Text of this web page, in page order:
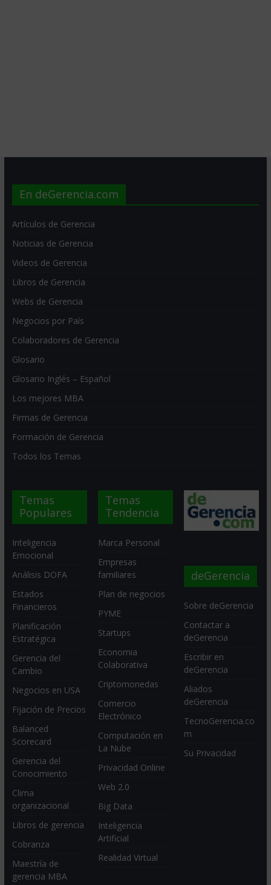
En deGerencia.com
Artículos de Gerencia
Noticias de Gerencia
Videos de Gerencia
Libros de Gerencia
Webs de Gerencia
Negocios por País
Colaboradores de Gerencia
Glosario
Glosario Inglés – Español
Los mejores MBA
Firmas de Gerencia
Formación de Gerencia
Todos los Temas
Temas
Populares
Inteligencia
Emocional
Análisis DOFA
Estados
Financieros
Planificación
Estratégica
Gerencia del
Cambio
Negocios en USA
Fijación de Precios
Balanced
Scorecard
Gerencia del
Conocimiento
Clima
organizacional
Libros de gerencia
Cobranza
Maestría de
gerencia MBA
Temas
Tendencia
Marca Personal
Empresas
familiares
Plan de negocios
PYME
Startups
Economia
Colaborativa
Criptomonedas
Comercio
Electrónico
Computación en
La Nube
Privacidad Online
Web 2.0
Big Data
Inteligencia
Artificial
Realidad Virtual
deGerencia
Sobre deGerencia
Contactar a
deGerencia
Escribir en
deGerencia
Aliados
deGerencia
TecnoGerencia.co
m
Su Privacidad